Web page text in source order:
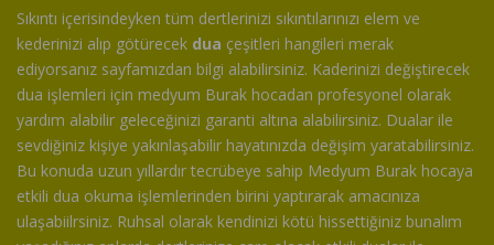
Sıkıntı içerisindeyken tüm dertlerinizi sıkıntılarınızı elem ve
kederinizi alıp götürecek dua çeşitleri hangileri merak
ediyorsanız sayfamızdan bilgi alabilirsiniz. Kaderinizi değiştirecek
dua işlemleri için medyum Burak hocadan profesyonel olarak
yardım alabilir geleceğinizi garanti altına alabilirsiniz. Dualar ile
sevdiğiniz kişiye yakınlaşabilir hayatınızda değişim yaratabilirsiniz.
Bu konuda uzun yıllardır tecrübeye sahip Medyum Burak hocaya
etkili dua okuma işlemlerinden birini yaptırarak amacınıza
ulaşabiilrsiniz. Ruhsal olarak kendinizi kötü hissettiğiniz bunalım